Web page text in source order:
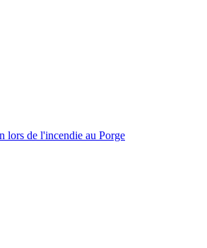
lors de l'incendie au Porge